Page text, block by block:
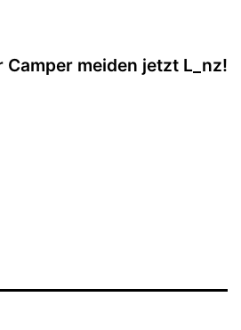
Camper meiden jetzt L_nz!